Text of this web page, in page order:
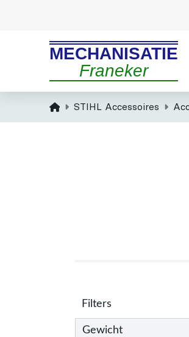
MECHANISATIE
Franeker
HomeSTIHL Accessoires
Filters
Gewicht